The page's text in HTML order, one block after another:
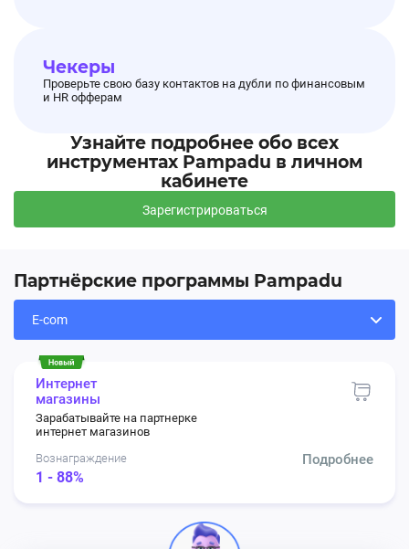
Чекеры
Проверьте свою базу контактов на дубли по финансовым
и HR офферам
Узнайте подробнее обо всех
инструментах Pampadu в личном
кабинете
Зарегистрироваться
Партнёрские программы Pampadu
Интернет
магазины
Зарабатывайте на партнерке
интернет магазинов
Вознаграждение
1 - 88%
Подробнее